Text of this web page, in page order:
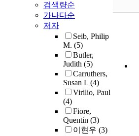
검색량순
가나다순
저자
Seib, Philip
M. (5)
Butler,
Judith (5)
Carruthers,
Susan L (4)
Virilio, Paul
(4)
Fiore,
Quentin (3)
이현우 (3)